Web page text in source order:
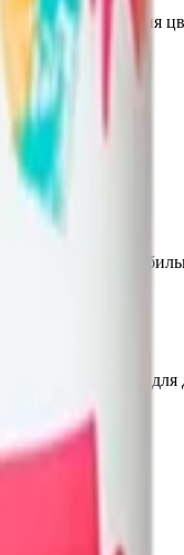
для изменения
покраски
материалы для